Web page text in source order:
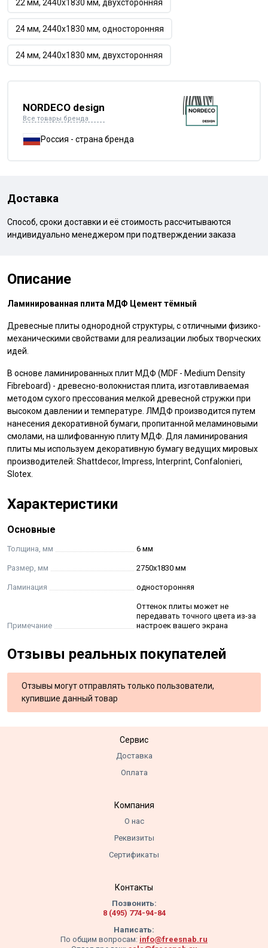
22 мм, 2440х1830 мм, двухсторонняя
24 мм, 2440х1830 мм, односторонняя
24 мм, 2440х1830 мм, двухсторонняя
NORDECO design
Все товары бренда
Россия - страна бренда
Доставка
Способ, сроки доставки и её стоимость рассчитываются
индивидуально менеджером при подтверждении заказа
Описание
Ламинированная плита МДФ Цемент тёмный
Древесные плиты однородной структуры, с отличными физико-
механическими свойствами для реализации любых творческих
идей.
В основе ламинированных плит МДФ (MDF - Medium Density
Fibreboard) - древесно-волокнистая плита, изготавливаемая
методом сухого прессования мелкой древесной стружки при
высоком давлении и температуре. ЛМДФ производится путем
нанесения декоративной бумаги, пропитанной меламиновыми
смолами, на шлифованную плиту МДФ. Для ламинирования
плиты мы используем декоративную бумагу ведущих мировых
производителей: Shattdecor, Impress, Interprint, Confalonieri,
Slotex.
Характеристики
Основные
Толщина, мм 6 мм
Размер, мм 2750х1830 мм
Ламинация односторонняя
Примечание
Оттенок плиты может не
передавать точного цвета из-за
настроек вашего экрана
Отзывы реальных покупателей
Отзывы могут отправлять только пользователи,
купившие данный товар
Сервис
Доставка
Оплата
Компания
О нас
Реквизиты
Сертификаты
Контакты
Позвонить:
8 (495) 774-94-84
Написать:
По общим вопросам: info@freesnab.ru